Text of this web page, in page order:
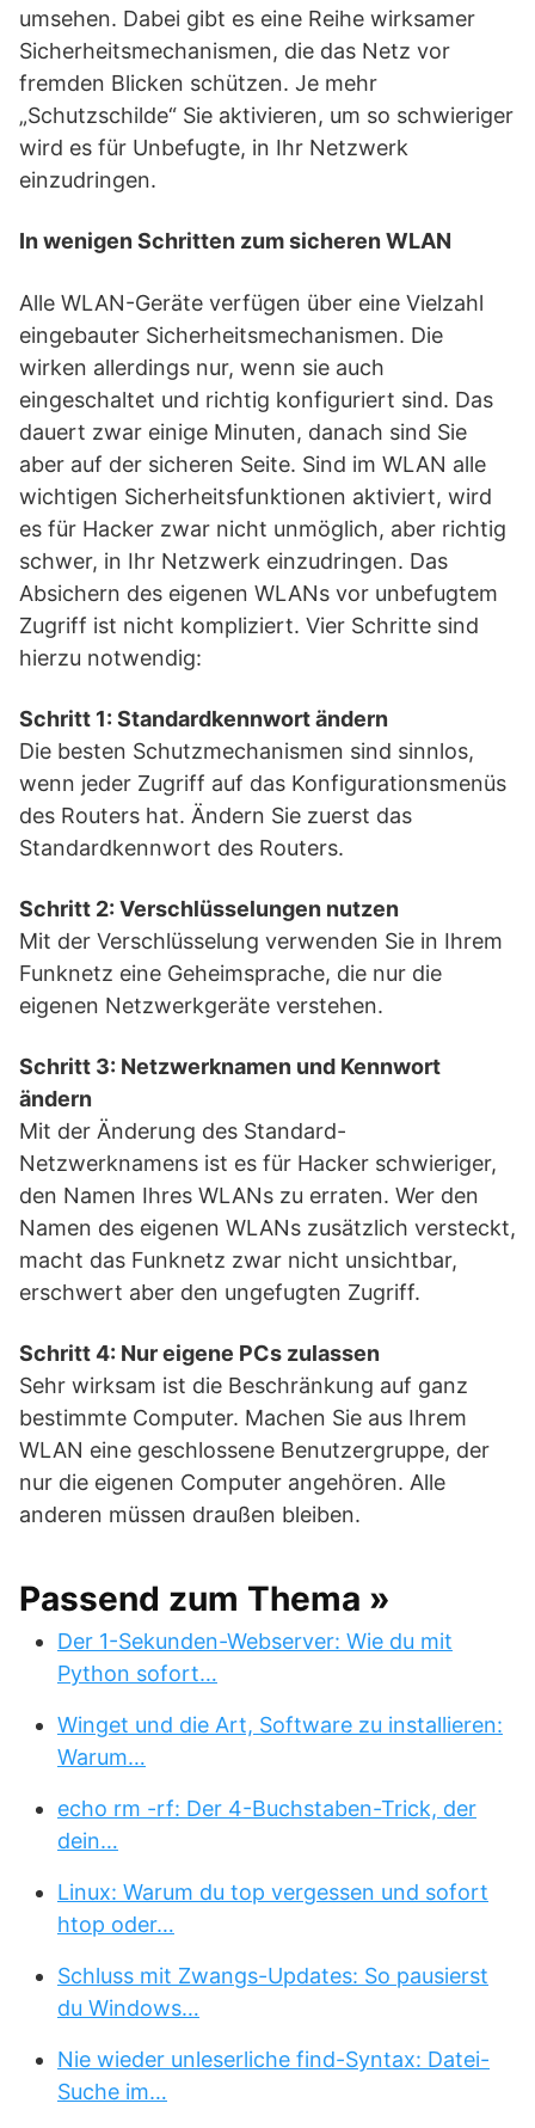
umsehen. Dabei gibt es eine Reihe wirksamer
Sicherheitsmechanismen, die das Netz vor
fremden Blicken schützen. Je mehr
„Schutzschilde“ Sie aktivieren, um so schwieriger
wird es für Unbefugte, in Ihr Netzwerk
einzudringen.
In wenigen Schritten zum sicheren WLAN
Alle WLAN-Geräte verfügen über eine Vielzahl
eingebauter Sicherheitsmechanismen. Die
wirken allerdings nur, wenn sie auch
eingeschaltet und richtig konfiguriert sind. Das
dauert zwar einige Minuten, danach sind Sie
aber auf der sicheren Seite. Sind im WLAN alle
wichtigen Sicherheitsfunktionen aktiviert, wird
es für Hacker zwar nicht unmöglich, aber richtig
schwer, in Ihr Netzwerk einzudringen. Das
Absichern des eigenen WLANs vor unbefugtem
Zugriff ist nicht kompliziert. Vier Schritte sind
hierzu notwendig:
Schritt 1: Standardkennwort ändern
Die besten Schutzmechanismen sind sinnlos,
wenn jeder Zugriff auf das Konfigurationsmenüs
des Routers hat. Ändern Sie zuerst das
Standardkennwort des Routers.
Schritt 2: Verschlüsselungen nutzen
Mit der Verschlüsselung verwenden Sie in Ihrem
Funknetz eine Geheimsprache, die nur die
eigenen Netzwerkgeräte verstehen.
Schritt 3: Netzwerknamen und Kennwort
ändern
Mit der Änderung des Standard-
Netzwerknamens ist es für Hacker schwieriger,
den Namen Ihres WLANs zu erraten. Wer den
Namen des eigenen WLANs zusätzlich versteckt,
macht das Funknetz zwar nicht unsichtbar,
erschwert aber den ungefugten Zugriff.
Schritt 4: Nur eigene PCs zulassen
Sehr wirksam ist die Beschränkung auf ganz
bestimmte Computer. Machen Sie aus Ihrem
WLAN eine geschlossene Benutzergruppe, der
nur die eigenen Computer angehören. Alle
anderen müssen draußen bleiben.
Passend zum Thema »
Der 1-Sekunden-Webserver: Wie du mit
Python sofort…
Winget und die Art, Software zu installieren:
Warum…
echo rm -rf: Der 4-Buchstaben-Trick, der
dein…
Linux: Warum du top vergessen und sofort
htop oder…
Schluss mit Zwangs-Updates: So pausierst
du Windows…
Nie wieder unleserliche find-Syntax: Datei-
Suche im…